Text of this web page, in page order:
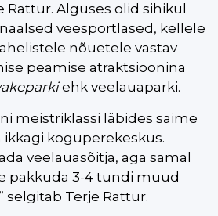
Alguses olid sihikul
veesportlased, kellele
nõuetele vastav
peamise atraktsioonina
ehk veelauaparki.
meistriklassi läbides saime
ikkagi koguperekeskus.
veelauasõitja, aga samal
pakkuda 3-4 tundi muud
selgitab Terje Rattur.